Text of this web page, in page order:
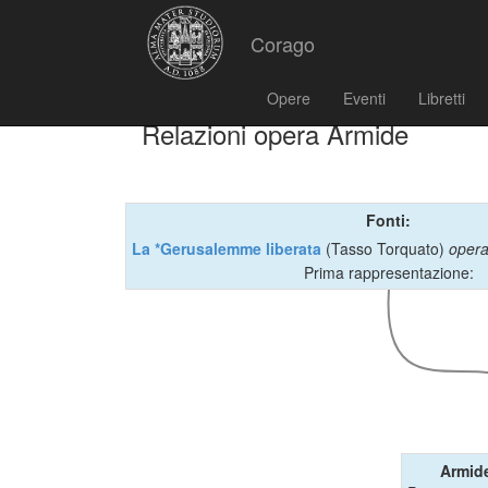
Corago
Opere Eventi Libretti
Relazioni opera Armide
Fonti:
La *Gerusalemme liberata (Tasso Torquato)
Prima rappresentazione: